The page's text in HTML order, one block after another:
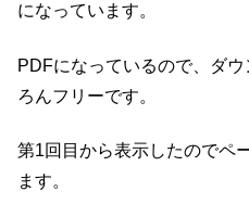
になっています。
PDFになっているので、ダ
ろんフリーです。
第1回目から表示したのでペ
ます。